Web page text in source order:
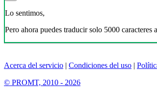
Lo sentimos,
Pero ahora puedes traducir solo 5000 caracteres
Acerca del servicio | Condiciones del uso |
© PROMT, 2010 - 2026